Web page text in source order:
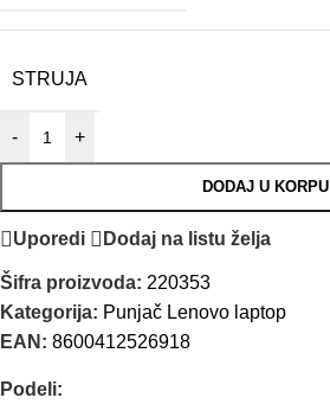
STRUJA
- +
DODAJ U KORPU
Uporedi Dodaj na listu želja
Šifra proizvoda: 220353
Kategorija: Punjač Lenovo laptop
EAN: 8600412526918
Podeli: